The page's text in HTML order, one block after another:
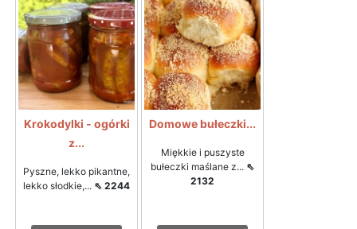
Krokodylki - ogórki
z...
Pyszne, lekko pikantne,
lekko słodkie,... ⇖ 2244
Domowe bułeczki...
Miękkie i puszyste
bułeczki maślane z... ⇖
2132